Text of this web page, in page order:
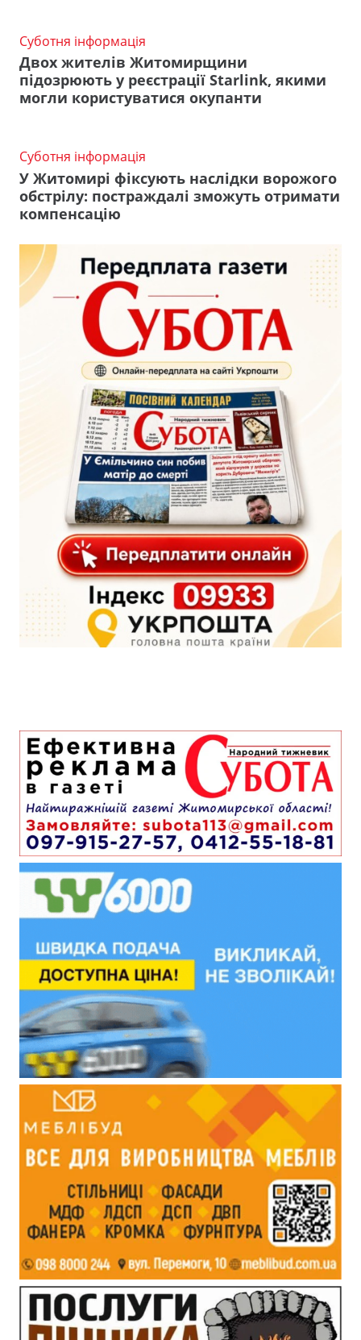
Суботня інформація
Двох жителів Житомирщини
підозрюють у реєстрації Starlink, якими
могли користуватися окупанти
Суботня інформація
У Житомирі фіксують наслідки ворожого
обстрілу: постраждалі зможуть отримати
компенсацію